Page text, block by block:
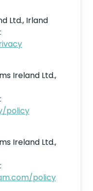
Ltd., Irland
Ireland Ltd.,
policy
Ireland Ltd.,
policy